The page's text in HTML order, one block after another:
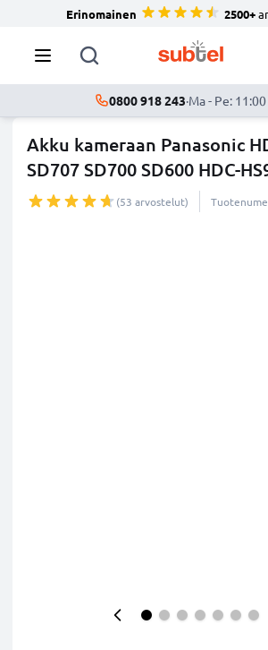
Erinomainen 2500+
0800 918 243·Ma - Pe:
Akku kameraan Panasonic
SD707 SD700 SD600 HDC-
(53 arvostelut)